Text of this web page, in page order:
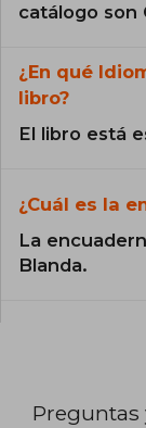
catálogo son
¿En qué
libro?
El libro está
¿Cuál es la
La
Blanda.
Preguntas